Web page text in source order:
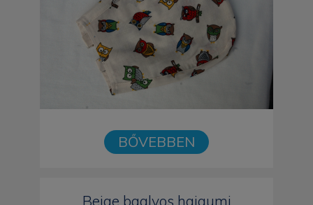
BŐVEBBEN
Beige baglyos hajgumi